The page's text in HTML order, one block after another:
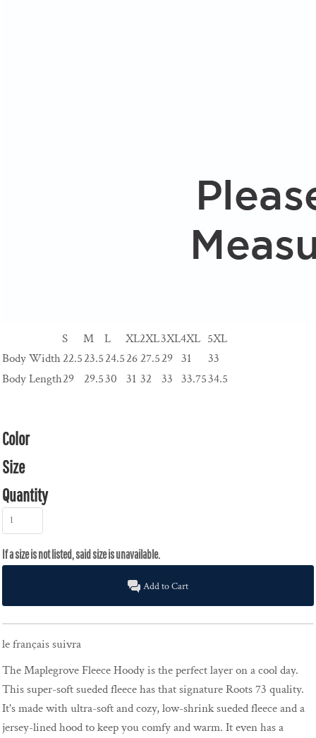
S M L XL2XL3XL4XL 5XL
Body Width22.523.524.526 27.529 31
33
Body Length29 29.530 31 32 33 33.7534.5
Color
Size
Quantity
Add to Cart
le français suivra
The Maplegrove Fleece Hoody is the perfect layer on a cool day.
This super-soft sueded fleece has that signature Roots 73 quality.
It's made with ultra-soft and cozy, low-shrink sueded fleece and a
jersey-lined hood to keep you comfy and warm. It even has a